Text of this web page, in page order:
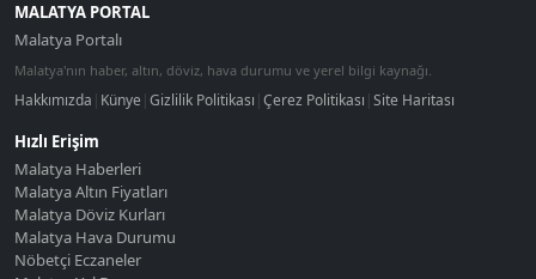
MALATYA PORTAL
Malatya Portalı
Malatya'nın haber, altın, döviz, hava durumu ve yerel bilgi kaynağı.
Hakkımızda | Künye |Gizlilik Politikası |Çerez Politikası |Site Haritası
Hızlı Erişim
Malatya Haberleri
Malatya Altın Fiyatları
Malatya Döviz Kurları
Malatya Hava Durumu
Nöbetçi Eczaneler